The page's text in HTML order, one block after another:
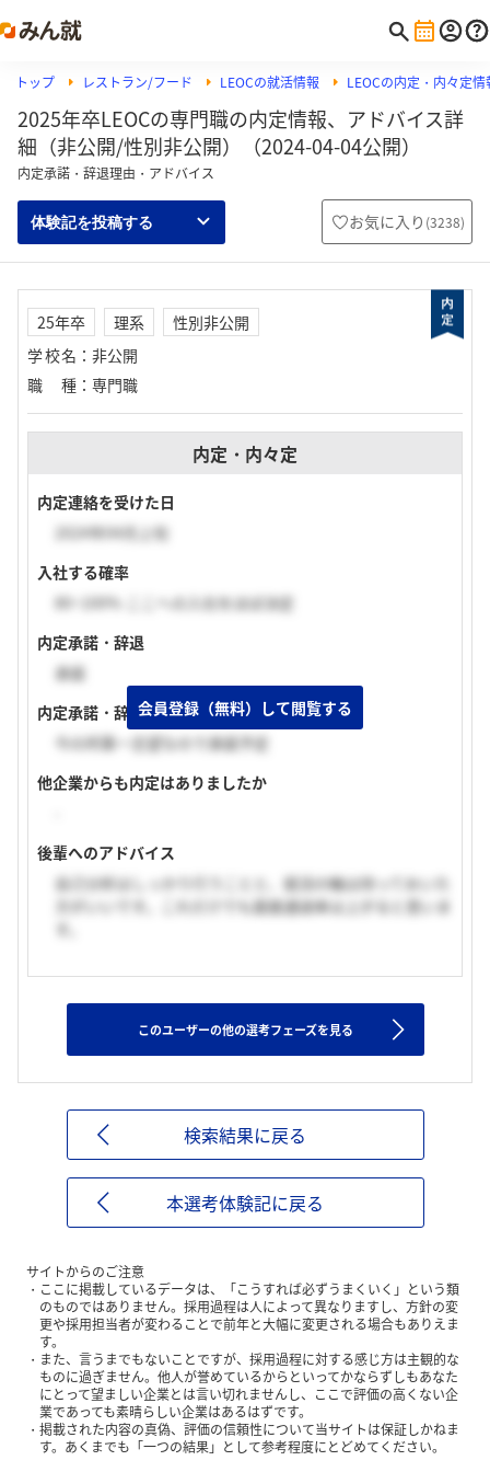
トップ レストラン/フード LEOCの就活情報 LEOCの内定・内々定
2025年卒LEOCの専門職の内定情報、アドバイス詳
細（非公開/性別非公開）（2024-04-04公開）
内定承諾・辞退理由・アドバイス
体験記を投稿する お気に入り (3238)
25年卒 理系
性別非公開
学校名 ： 非公開
職種 ： 専門職
内定・内々定
内定連絡を受けた日
2024年04月上旬
入社する確率
80~100% ここへの入社をほぼ決定
内定承諾・辞退
承諾
内定承諾・辞退理由
今の所第一志望なので承諾予定
他企業からも内定はありましたか
後輩へのアドバイス
自己分析はしっかり行うことと、就活の軸は持っておいた
方がいいです。これだけでも面接通過率は上がると思いま
会員登録（無料）して閲覧する
このユーザーの他の選考フェーズを見る
検索結果に戻る
本選考体験記に戻る
サイトからのご注意
ここに掲載しているデータは、「こうすれば必ずうまくいく」という類
のものではありません。採用過程は人によって異なりますし、方針の変
更や採用担当者が変わることで前年と大幅に変更される場合もありえま
す。
また、言うまでもないことですが、採用過程に対する感じ方は主観的な
ものに過ぎません。他人が誉めているからといってかならずしもあなた
にとって望ましい企業とは言い切れませんし、ここで評価の高くない企
業であっても素晴らしい企業はあるはずです。
掲載された内容の真偽、評価の信頼性について当サイトは保証しかねま
す。あくまでも「一つの結果」として参考程度にとどめてください。